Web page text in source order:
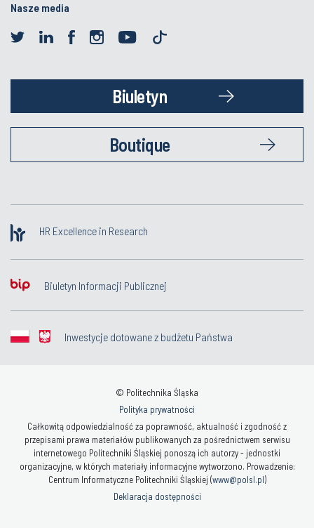
Nasze media
Biuletyn
Boutique
HR Excellence in Research
Biuletyn Informacji Publicznej
Inwestycje dotowane z budżetu Państwa
© Politechnika Śląska
Polityka prywatności
Całkowitą odpowiedzialność za poprawność, aktualność i zgodność z
przepisami prawa materiałów publikowanych za pośrednictwem serwisu
internetowego Politechniki Śląskiej ponoszą ich autorzy - jednostki
organizacyjne, w których materiały informacyjne wytworzono. Prowadzenie:
Centrum Informatyczne Politechniki Śląskiej (www@polsl.pl)
Deklaracja dostępności